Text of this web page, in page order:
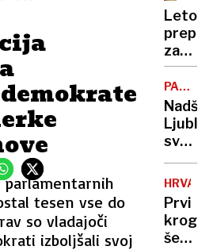
parlamentarnih
tesen vse do
so vladajoči
izboljšali svoj
novo
Leto
za
Goloba
HIŠA
POD
svari
pred
Prvi
krog
še